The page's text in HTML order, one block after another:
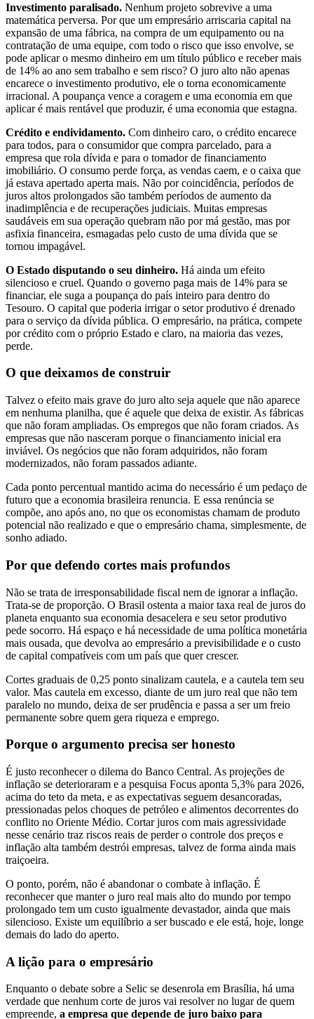
Investimento paralisado. Nenhum projeto sobrevive a uma
matemática perversa. Por que um empresário arriscaria capital na
expansão de uma fábrica, na compra de um equipamento ou na
contratação de uma equipe, com todo o risco que isso envolve, se
pode aplicar o mesmo dinheiro em um título público e receber mais
de 14% ao ano sem trabalho e sem risco? O juro alto não apenas
encarece o investimento produtivo, ele o torna economicamente
irracional. A poupança vence a coragem e uma economia em que
aplicar é mais rentável que produzir, é uma economia que estagna.
Crédito e endividamento. Com dinheiro caro, o crédito encarece
para todos, para o consumidor que compra parcelado, para a
empresa que rola dívida e para o tomador de financiamento
imobiliário. O consumo perde força, as vendas caem, e o caixa que
já estava apertado aperta mais. Não por coincidência, períodos de
juros altos prolongados são também períodos de aumento da
inadimplência e de recuperações judiciais. Muitas empresas
saudáveis em sua operação quebram não por má gestão, mas por
asfixia financeira, esmagadas pelo custo de uma dívida que se
tornou impagável.
O Estado disputando o seu dinheiro. Há ainda um efeito
silencioso e cruel. Quando o governo paga mais de 14% para se
financiar, ele suga a poupança do país inteiro para dentro do
Tesouro. O capital que poderia irrigar o setor produtivo é drenado
para o serviço da dívida pública. O empresário, na prática, compete
por crédito com o próprio Estado e claro, na maioria das vezes,
perde.
O que deixamos de construir
Talvez o efeito mais grave do juro alto seja aquele que não aparece
em nenhuma planilha, que é aquele que deixa de existir. As fábricas
que não foram ampliadas. Os empregos que não foram criados. As
empresas que não nasceram porque o financiamento inicial era
inviável. Os negócios que não foram adquiridos, não foram
modernizados, não foram passados adiante.
Cada ponto percentual mantido acima do necessário é um pedaço de
futuro que a economia brasileira renuncia. E essa renúncia se
compõe, ano após ano, no que os economistas chamam de produto
potencial não realizado e que o empresário chama, simplesmente, de
sonho adiado.
Por que defendo cortes mais profundos
Não se trata de irresponsabilidade fiscal nem de ignorar a inflação.
Trata-se de proporção. O Brasil ostenta a maior taxa real de juros do
planeta enquanto sua economia desacelera e seu setor produtivo
pede socorro. Há espaço e há necessidade de uma política monetária
mais ousada, que devolva ao empresário a previsibilidade e o custo
de capital compatíveis com um país que quer crescer.
Cortes graduais de 0,25 ponto sinalizam cautela, e a cautela tem seu
valor. Mas cautela em excesso, diante de um juro real que não tem
paralelo no mundo, deixa de ser prudência e passa a ser um freio
permanente sobre quem gera riqueza e emprego.
Porque o argumento precisa ser honesto
É justo reconhecer o dilema do Banco Central. As projeções de
inflação se deterioraram e a pesquisa Focus aponta 5,3% para 2026,
acima do teto da meta, e as expectativas seguem desancoradas,
pressionadas pelos choques de petróleo e alimentos decorrentes do
conflito no Oriente Médio. Cortar juros com mais agressividade
nesse cenário traz riscos reais de perder o controle dos preços e
inflação alta também destrói empresas, talvez de forma ainda mais
traiçoeira.
O ponto, porém, não é abandonar o combate à inflação. É
reconhecer que manter o juro real mais alto do mundo por tempo
prolongado tem um custo igualmente devastador, ainda que mais
silencioso. Existe um equilíbrio a ser buscado e ele está, hoje, longe
demais do lado do aperto.
A lição para o empresário
Enquanto o debate sobre a Selic se desenrola em Brasília, há uma
verdade que nenhum corte de juros vai resolver no lugar de quem
empreende, a empresa que depende de juro baixo para